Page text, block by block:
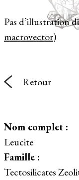
Pas d’illustration
macrovector)
Retour
Nom complet :
Leucite
Famille :
Tectosilicates